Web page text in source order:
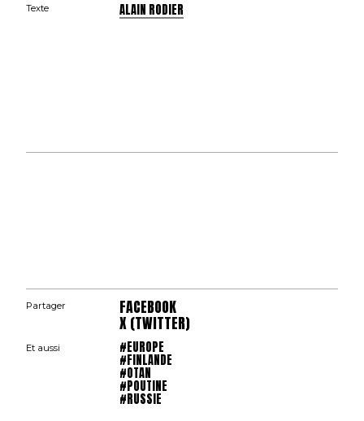
Texte ALAIN RODIER
Partager FACEBOOK
X (TWITTER)
Et aussi #EUROPE
#FINLANDE
#OTAN
#POUTINE
#RUSSIE